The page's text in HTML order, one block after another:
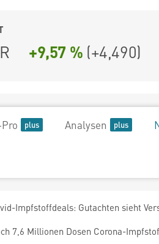
+9,57 % (+4,490)
Analysen
Impfstoffdeals: Gutachten sieht
7,6 Millionen Dosen Corona-